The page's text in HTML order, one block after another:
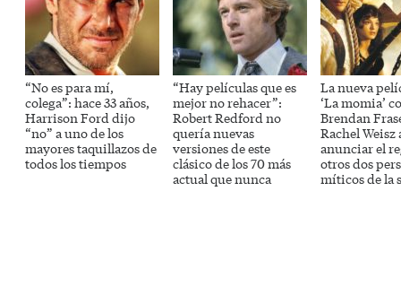
“No es para mí,
colega”: hace 33 años,
Harrison Ford dijo
“no” a uno de los
mayores taquillazos de
todos los tiempos
“Hay películas que es
mejor no rehacer”:
Robert Redford no
quería nuevas
versiones de este
clásico de los 70 más
actual que nunca
La nueva
‘La momia’
Brendan
Rachel Weisz
anunciar el
otros dos
míticos de la